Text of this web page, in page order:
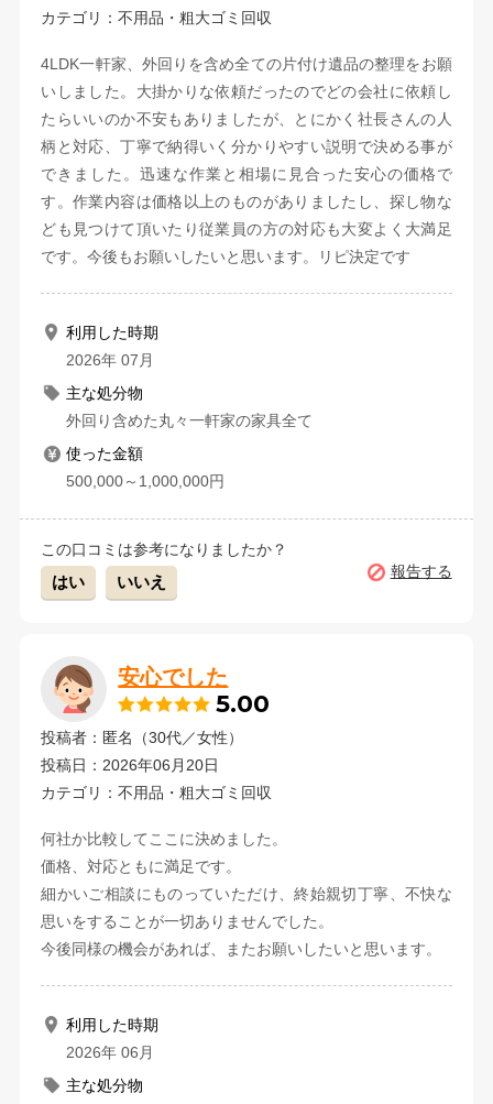
カテゴリ：不用品・粗大ゴミ回収
4LDK一軒家、外回りを含め全ての片付け遺品の整理をお願
いしました。大掛かりな依頼だったのでどの会社に依頼し
たらいいのか不安もありましたが、とにかく社長さんの人
柄と対応、丁寧で納得いく分かりやすい説明で決める事が
できました。迅速な作業と相場に見合った安心の価格で
す。作業内容は価格以上のものがありましたし、探し物な
ども見つけて頂いたり従業員の方の対応も大変よく大満足
です。今後もお願いしたいと思います。リピ決定です
利用した時期
2026年 07月
主な処分物
外回り含めた丸々一軒家の家具全て
使った金額
500,000～1,000,000円
この口コミは参考になりましたか？
はい いいえ
報告する
安心でした
5.00
投稿者：匿名（30代／女性）
投稿日：2026年06月20日
カテゴリ：不用品・粗大ゴミ回収
何社か比較してここに決めました。
価格、対応ともに満足です。
細かいご相談にものっていただけ、終始親切丁寧、不快な
思いをすることが一切ありませんでした。
今後同様の機会があれば、またお願いしたいと思います。
利用した時期
2026年 06月
主な処分物